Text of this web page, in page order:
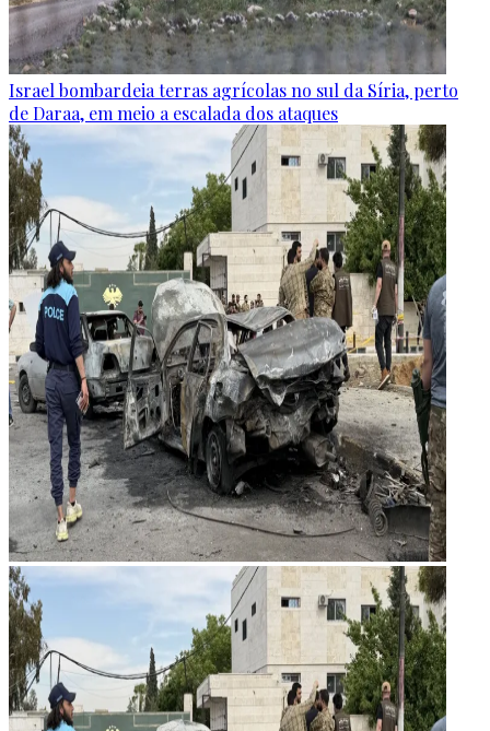
Israel bombardeia terras agrícolas no sul da Síria, perto
de Daraa, em meio a escalada dos ataques